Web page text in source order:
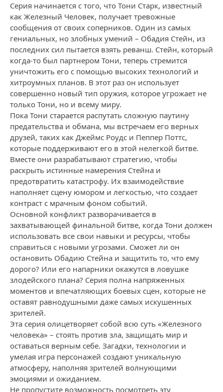
Серия начинается с того, что Тони Старк, известный
как Железный Человек, получает тревожные
сообщения от своих соперников. Один из самых
гениальных, но злобных умений – Обадия Стейн, из
последних сил пытается взять реванш. Стейн, который
когда-то был партнером Тони, теперь стремится
уничтожить его с помощью высоких технологий и
хитроумных планов. В этот раз он использует
совершенно новый тип оружия, которое угрожает не
только Тони, но и всему миру.
Пока Тони старается распутать сложную паутину
предательства и обмана, мы встречаем его верных
друзей, таких как Джеймс Роудс и Пеппер Поттс,
которые поддерживают его в этой нелегкой битве.
Вместе они разрабатывают стратегию, чтобы
раскрыть истинные намерения Стейна и
предотвратить катастрофу. Их взаимодействие
наполняет сцену юмором и легкостью, что создает
контраст с мрачным фоном событий.
Основной конфликт разворачивается в
захватывающей финальной битве, когда Тони должен
использовать все свои навыки и ресурсы, чтобы
справиться с новыми угрозами. Сможет ли он
остановить Обадию Стейна и защитить то, что ему
дорого? Или его напарники окажутся в ловушке
злодейского плана? Серия полна напряженных
моментов и впечатляющих боевых сцен, которые не
оставят равнодушными даже самых искушенных
зрителей.
Эта серия олицетворяет собой всю суть «Железного
человека» – стоять против зла, защищать мир и
оставаться верным себе. Загадки, технологии и
умелая игра персонажей создают уникальную
атмосферу, наполняя зрителей волнующими
эмоциями и ожиданием.
Не пропустите возможность посмотреть эту